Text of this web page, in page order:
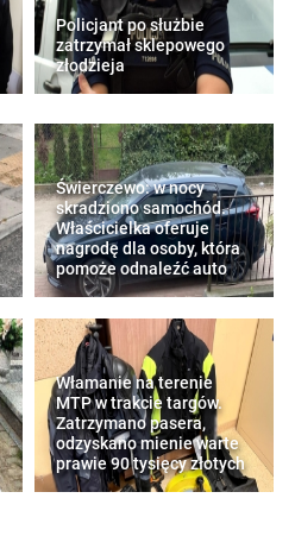
Policjant po służbie
zatrzymał sklepowego
złodzieja
Świerczewo: w nocy
skradziono samochód.
Właścicielka oferuje
nagrodę dla osoby, która
pomoże odnaleźć auto
Włamanie na terenie
MTP w trakcie targów.
Zatrzymano pasera,
odzyskano mienie warte
prawie 90 tysięcy złotych